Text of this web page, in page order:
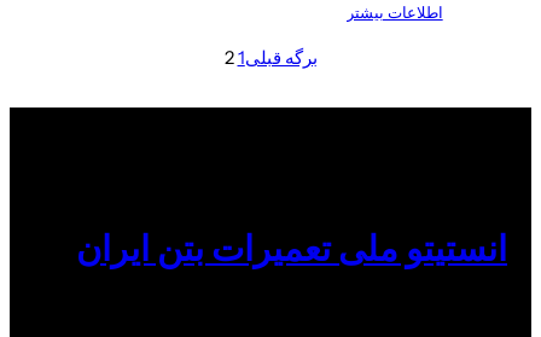
اطلاعات بیشتر
برگه قبلی1
2
انستیتو ملی تعمیرات بتن ایران